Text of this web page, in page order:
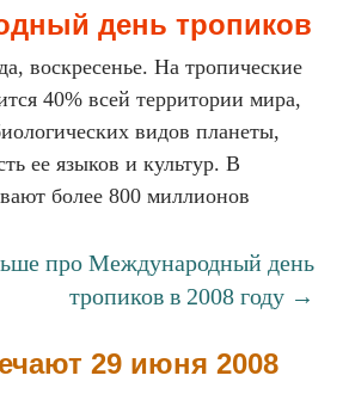
день тропиков
воскресенье. На тропические
40% всей территории мира,
видов планеты,
ее языков и культур. В
более 800 миллионов
про Международный день
тропиков в 2008 году →
29 июня 2008